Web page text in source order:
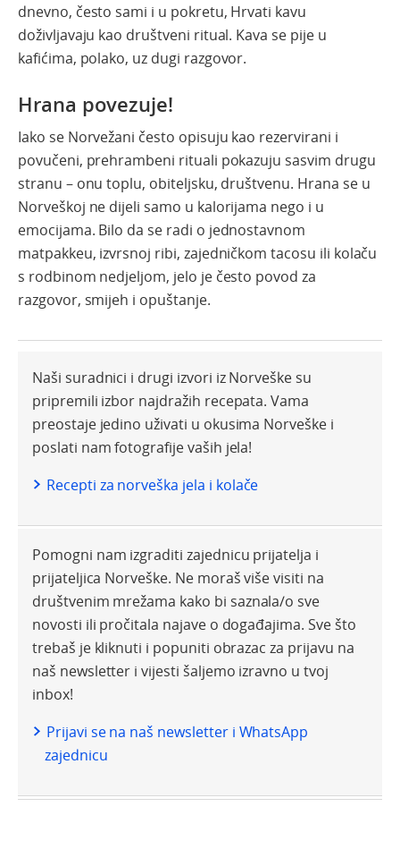
dnevno, često sami i u pokretu, Hrvati kavu
doživljavaju kao društveni ritual. Kava se pije u
kafićima, polako, uz dugi razgovor.
Hrana povezuje!
Iako se Norvežani često opisuju kao rezervirani i
povučeni, prehrambeni rituali pokazuju sasvim drugu
stranu – onu toplu, obiteljsku, društvenu. Hrana se u
Norveškoj ne dijeli samo u kalorijama nego i u
emocijama. Bilo da se radi o jednostavnom
matpakkeu, izvrsnoj ribi, zajedničkom tacosu ili kolaču
s rodbinom nedjeljom, jelo je često povod za
razgovor, smijeh i opuštanje.
Naši suradnici i drugi izvori iz Norveške su
pripremili izbor najdražih recepata. Vama
preostaje jedino uživati u okusima Norveške i
poslati nam fotografije vaših jela!
Recepti za norveška jela i kolače
Pomogni nam izgraditi zajednicu prijatelja i
prijateljica Norveške. Ne moraš više visiti na
društvenim mrežama kako bi saznala/o sve
novosti ili pročitala najave o događajima. Sve što
trebaš je kliknuti i popuniti obrazac za prijavu na
naš newsletter i vijesti šaljemo izravno u tvoj
inbox!
Prijavi se na naš newsletter i WhatsApp
zajednicu